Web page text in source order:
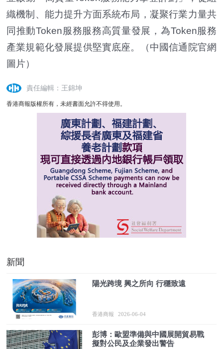
織機制、能力提升方面系統布局，凝聚行業力量共
同推動Token服務服務高質量發展，為Token服務
產業規範化發展提供堅實底座。
（中國信通院官網
圖片）
責任編輯：王錦坤
香港商報版權所有，未經書面允許不得使用。
新聞
陽光跨境 興之所向 行穩致遠
香港商報 2026-06-04
彭博：歐盟準備與中國展開貿易戰
擬對公民及企業發出警告